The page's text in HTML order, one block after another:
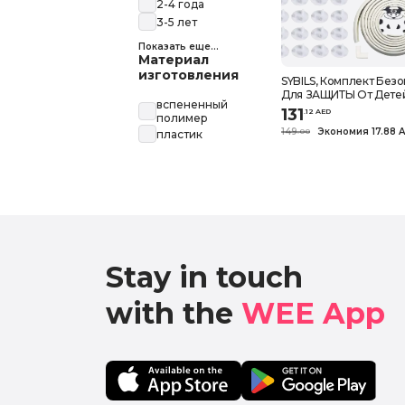
SYBILS, Комплект
Для ЗАЩИТЫ От
Для ШКАФА Защитная
М 12 УГЛОВЫХ
Заглушек Для Розеток
131.12 AED
149.00 Экономия 17.88
2-4 года
3-5 лет
Показать еще...
Материал
изготовления
вспененный
полимер
пластик
Stay in touch
with the WEE App